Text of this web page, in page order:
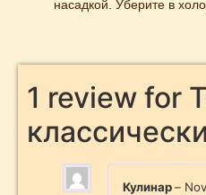
насадкой. Уберите в
1 review for
Кулинар–